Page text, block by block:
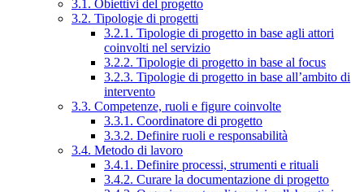
3.1. Obiettivi del progetto
3.2. Tipologie di progetti
3.2.1. Tipologie di progetto in base agli attori
coinvolti nel servizio
3.2.2. Tipologie di progetto in base al focus
3.2.3. Tipologie di progetto in base all’ambito di
intervento
3.3. Competenze, ruoli e figure coinvolte
3.3.1. Coordinatore di progetto
3.3.2. Definire ruoli e responsabilità
3.4. Metodo di lavoro
3.4.1. Definire processi, strumenti e rituali
3.4.2. Curare la documentazione di progetto